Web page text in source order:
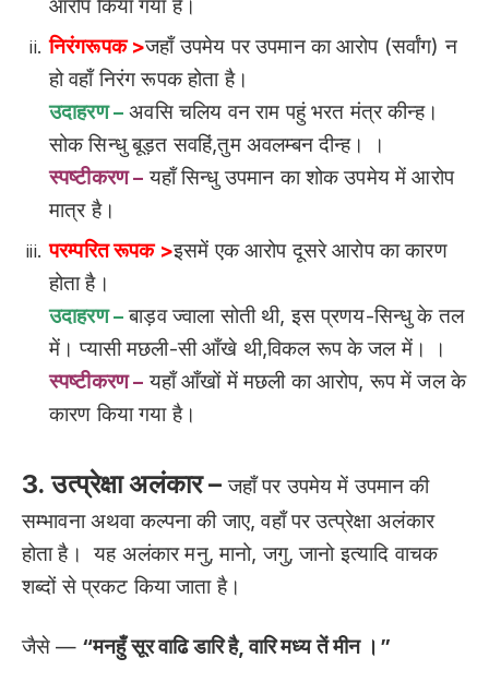
आरोप किया गया है।
निरंगरूपक >जहाँ उपमेय पर उपमान का आरोप (सर्वांग) न
हो वहाँ निरंग रूपक होता है।
उदाहरण – अवसि चलिय वन राम पहुं भरत मंत्र कीन्ह।
सोक सिन्धु बूड़त सवहिं,तुम अवलम्बन दीन्ह। ।
स्पष्टीकरण – यहाँ सिन्धु उपमान का शोक उपमेय में आरोप
मात्र है।
परम्परित रूपक >इसमें एक आरोप दूसरे आरोप का कारण
होता है।
उदाहरण –बाड़व ज्वाला सोती थी, इस प्रणय-सिन्धु के तल
में। प्यासी मछली-सी आँखे थी,विकल रूप के जल में। ।
स्पष्टीकरण – यहाँ आँखों में मछली का आरोप, रूप में जल के
कारण किया गया है।
3. उत्प्रेक्षा अलंकार – जहाँ पर उपमेय में उपमान की
सम्भावना अथवा कल्पना की जाए, वहाँ पर उत्प्रेक्षा अलंकार
होता है। यह अलंकार मनु, मानो, जगु, जानो इत्यादि वाचक
शब्दों से प्रकट किया जाता है।
जैसे — “मनहुँ सूर वाढि डारि है, वारि मध्य तें मीन ।”